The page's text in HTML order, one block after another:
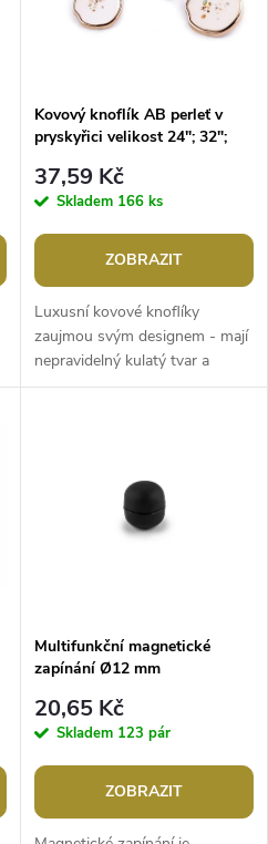
Kovový knoflík AB perleť v
pryskyřici velikost 24"; 32";
37,59 Kč
Skladem 166 ks
ZOBRAZIT
Luxusní kovové knoflíky
zaujmou svým designem - mají
nepravidelný kulatý tvar a
naleznete v nich drobné kousky
Multifunkční magnetické
zapínání Ø12 mm
20,65 Kč
Skladem 123 pár
ZOBRAZIT